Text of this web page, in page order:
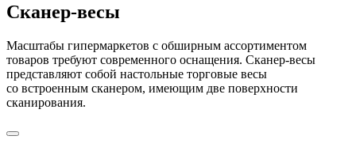
Сканер-весы
Масштабы гипермаркетов с обширным ассортиментом
товаров требуют современного оснащения. Сканер-весы
представляют собой настольные торговые весы
со встроенным сканером, имеющим две поверхности
сканирования.